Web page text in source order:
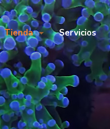
Tienda Servicios